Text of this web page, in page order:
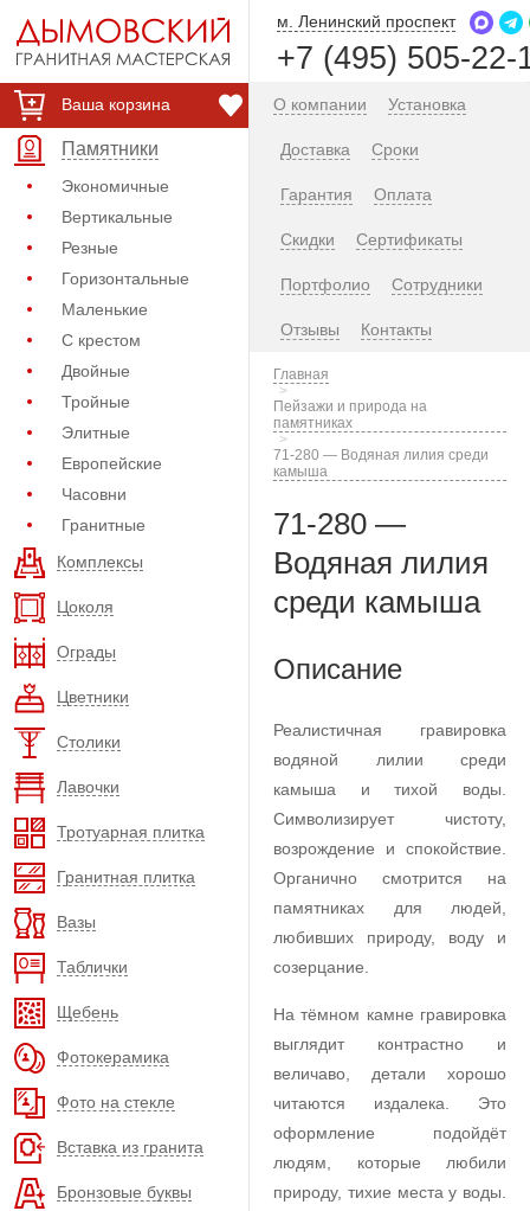
Ваша корзина
Памятники
Экономичные
Вертикальные
Резные
Горизонтальные
Маленькие
С крестом
Двойные
Тройные
Элитные
Европейские
Часовни
Гранитные
Комплексы
Цоколя
Ограды
Цветники
Столики
Лавочки
Тротуарная плитка
Гранитная плитка
Вазы
Таблички
Щебень
Фотокерамика
Фото на стекле
Вставка из гранита
Бронзовые буквы
м. Ленинский проспект
+7 (495) 505-22-
О компании Установка
Доставка Сроки
Гарантия Оплата
Скидки Сертификаты
Портфолио Сотрудники
Отзывы Контакты
Главная
Пейзажи и природа на
памятниках
71-280 — Водяная лилия среди
камыша
71-280 —
Водяная лилия
среди камыша
Описание
Реалистичная гравировка
водяной лилии среди
камыша и тихой воды.
Символизирует чистоту,
возрождение и спокойствие.
Органично смотрится на
памятниках для людей,
любивших природу, воду и
созерцание.
На тёмном камне гравировка
выглядит контрастно и
величаво, детали хорошо
читаются издалека. Это
оформление подойдёт
людям, которые любили
природу, тихие места у воды.